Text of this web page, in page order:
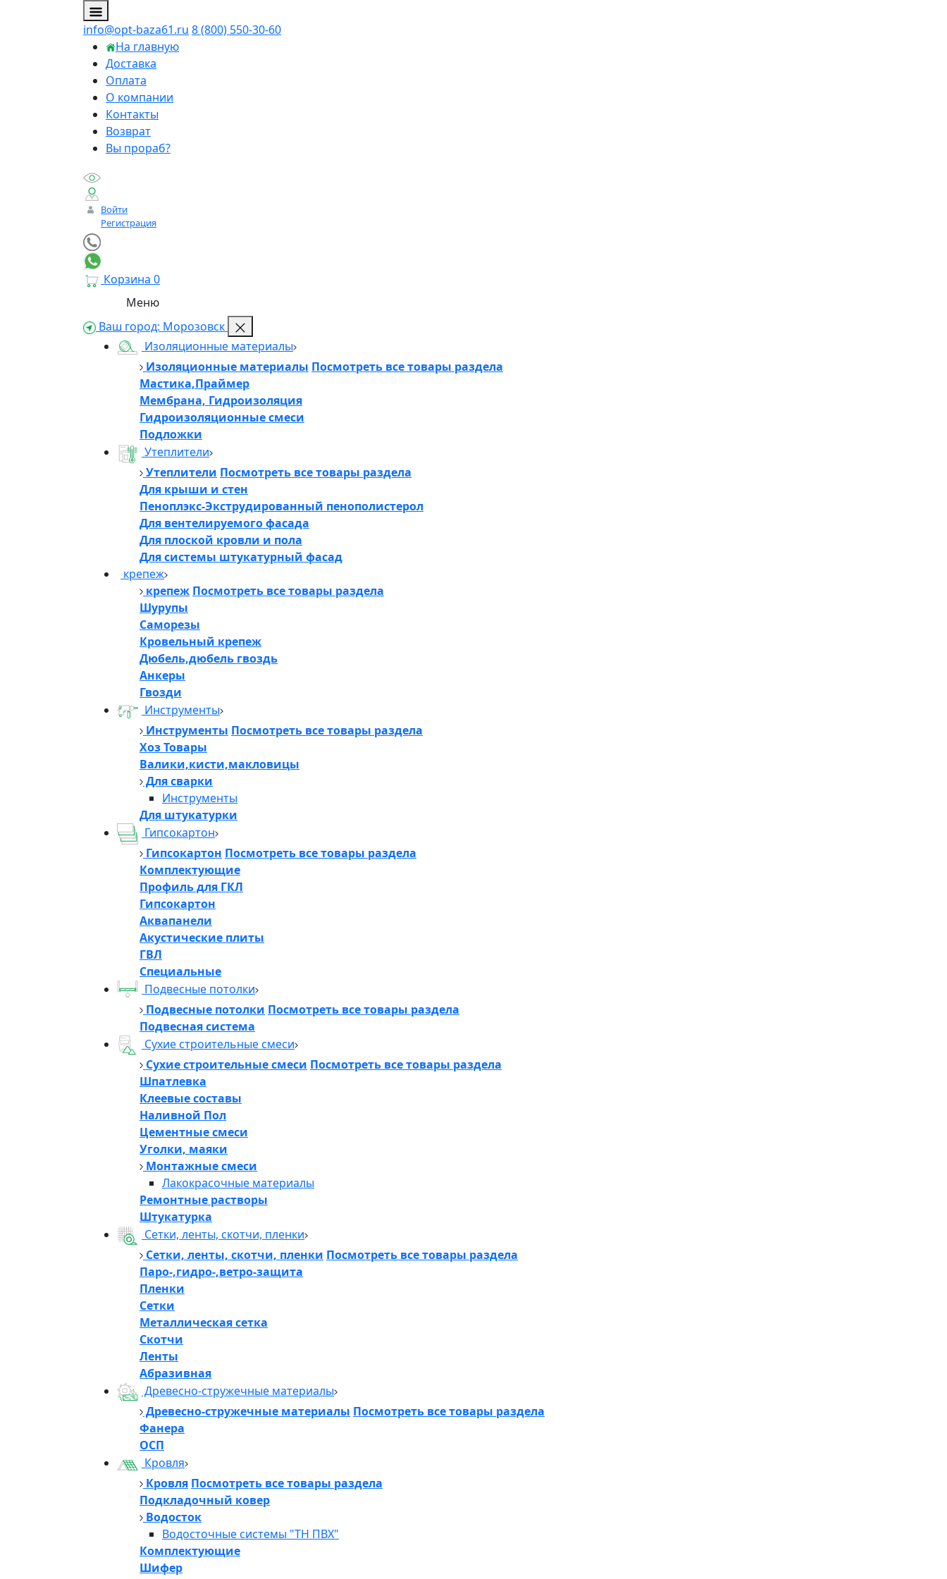
info@opt-baza61.ru 8 (800) 550-30-60
На главную
Доставка
Оплата
О компании
Контакты
Возврат
Вы прораб?
Войти
Регистрация
Корзина 0
Меню
Ваш город: Морозовск
Изоляционные материалы
Изоляционные материалы Посмотреть все товары раздела
Мастика,Праймер
Мембрана, Гидроизоляция
Гидроизоляционные смеси
Подложки
Утеплители
Утеплители Посмотреть все товары раздела
Для крыши и стен
Пеноплэкс-Экструдированный пенополистерол
Для вентелируемого фасада
Для плоской кровли и пола
Для системы штукатурный фасад
крепеж
крепеж Посмотреть все товары раздела
Шурупы
Саморезы
Кровельный крепеж
Дюбель,дюбель гвоздь
Анкеры
Гвозди
Инструменты
Инструменты Посмотреть все товары раздела
Хоз Товары
Валики,кисти,макловицы
Для сварки
Инструменты
Для штукатурки
Гипсокартон
Гипсокартон Посмотреть все товары раздела
Комплектующие
Профиль для ГКЛ
Гипсокартон
Аквапанели
Акустические плиты
ГВЛ
Специальные
Подвесные потолки
Подвесные потолки Посмотреть все товары раздела
Подвесная система
Сухие строительные смеси
Сухие строительные смеси Посмотреть все товары раздела
Шпатлевка
Клеевые составы
Наливной Пол
Цементные смеси
Уголки, маяки
Монтажные смеси
Лакокрасочные материалы
Ремонтные растворы
Штукатурка
Сетки, ленты, скотчи, пленки
Сетки, ленты, скотчи, пленки Посмотреть все товары раздела
Паро-,гидро-,ветро-защита
Пленки
Сетки
Металлическая сетка
Скотчи
Ленты
Абразивная
Древесно-стружечные материалы
Древесно-стружечные материалы Посмотреть все товары раздела
Фанера
ОСП
Кровля
Кровля Посмотреть все товары раздела
Подкладочный ковер
Водосток
Водосточные системы "ТН ПВХ"
Комплектующие
Шифер